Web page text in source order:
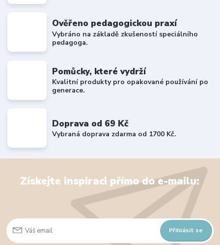
Ověřeno pedagogickou praxí
Vybráno na základě zkušeností speciálního
pedagoga.
Pomůcky, které vydrží
Kvalitní produkty pro opakované používání po
generace.
Doprava od 69 Kč
Vybraná doprava zdarma od 1700 Kč.
Získejte inspiraci přímo do e-mailu:
Přihlásit se